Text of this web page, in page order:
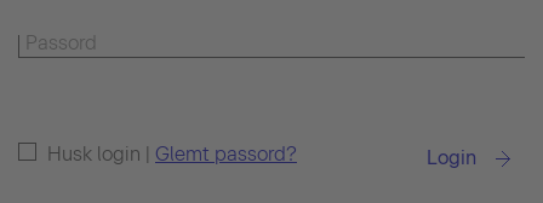
Husk login | Glemt passord? Login